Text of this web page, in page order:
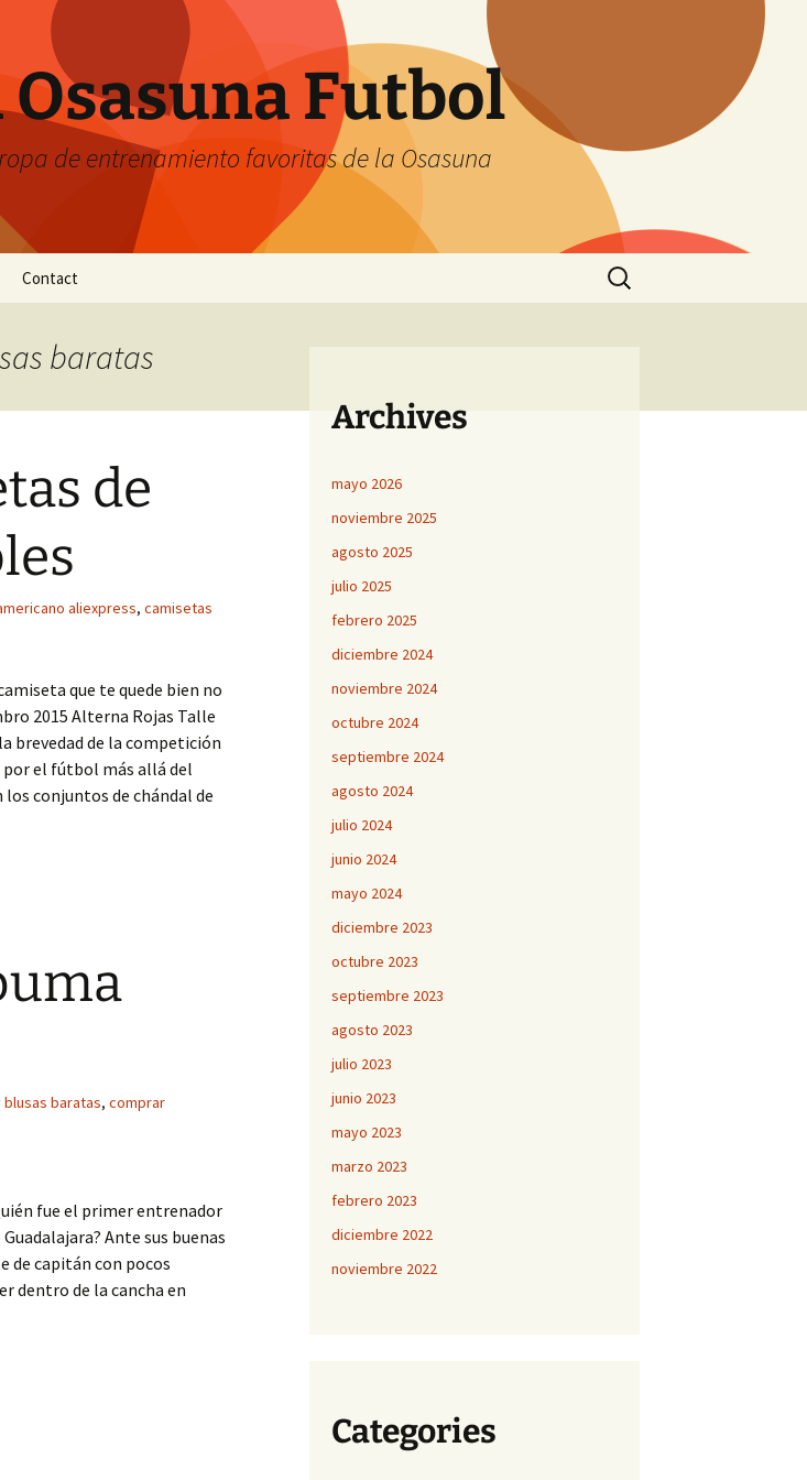
Futbol
de entrenamiento favoritas de la Osasuna
Contact
Buscar:
baratas
de
aliexpress, camisetas
que te quede bien no
2015 Alterna Rojas Talle
brevedad de la competición
por el fútbol más allá del
conjuntos de chándal de
baratas, comprar
fue el primer entrenador
Ante sus buenas
de capitán con pocos
dentro de la cancha en
Archives
mayo 2026
noviembre 2025
agosto 2025
julio 2025
febrero 2025
diciembre 2024
noviembre 2024
octubre 2024
septiembre 2024
agosto 2024
julio 2024
junio 2024
mayo 2024
diciembre 2023
octubre 2023
septiembre 2023
agosto 2023
julio 2023
junio 2023
mayo 2023
marzo 2023
febrero 2023
diciembre 2022
noviembre 2022
Categories